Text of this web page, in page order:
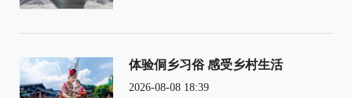
体验侗乡习俗 感受乡村生活
2026-08-08 18:39